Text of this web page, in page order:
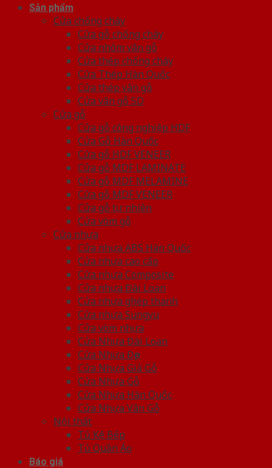
Sản phẩm
Cửa chống cháy
Cửa gỗ chống cháy
Cửa nhôm vân gỗ
Cửa thép chống cháy
Cửa Thép Hàn Quốc
Cửa thép vân gỗ
Cửa vân gỗ 5D
Cửa gỗ
Cửa gỗ công nghiệp HDF
Cửa Gỗ Hàn Quốc
Cửa gỗ HDF VENEER
Cửa gỗ MDF LAMINATE
Cửa gỗ MDF MELAMINE
Cửa gỗ MDF VENEER
Cửa gỗ tự nhiên
Cửa vòm gỗ
Cửa nhựa
Cửa nhựa ABS Hàn Quốc
Cửa nhựa cao cấp
Cửa nhựa Composite
Cửa nhựa Đài Loan
Cửa nhựa ghép thanh
Cửa nhựa Sungyu
Cửa vòm nhựa
Cửa Nhựa Đài Loan
Cửa Nhựa Đẹp
Cửa Nhựa Giả Gỗ
Cửa Nhựa Gỗ
Cửa Nhựa Hàn Quốc
Cửa Nhựa Vân Gỗ
Nội thất
Tủ Kệ Bếp
Tủ Quần Áo
Báo giá